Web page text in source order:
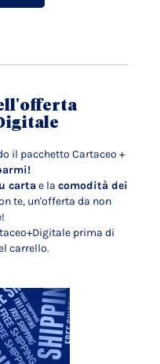
il pacchetto Cartaceo +
carta e la comodità dei
te, un'offerta da non
prima di
carrello.